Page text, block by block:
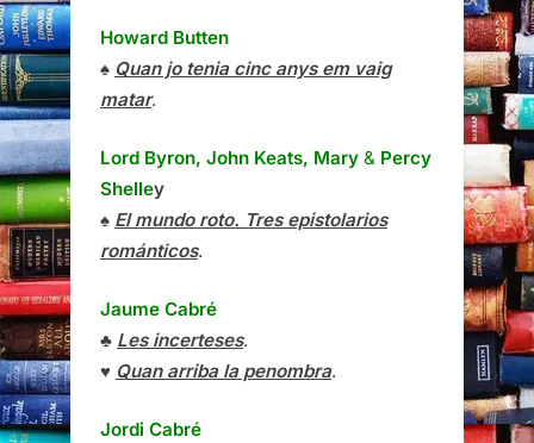
Howard Butten
♠ Quan jo tenia cinc anys em vaig
matar.
Lord Byron, John Keats, Mary & Percy
Shelley
♠ El mundo roto. Tres epistolarios
románticos.
Jaume Cabré
♣ Les incerteses.
♥ Quan arriba la penombra.
Jordi Cabré